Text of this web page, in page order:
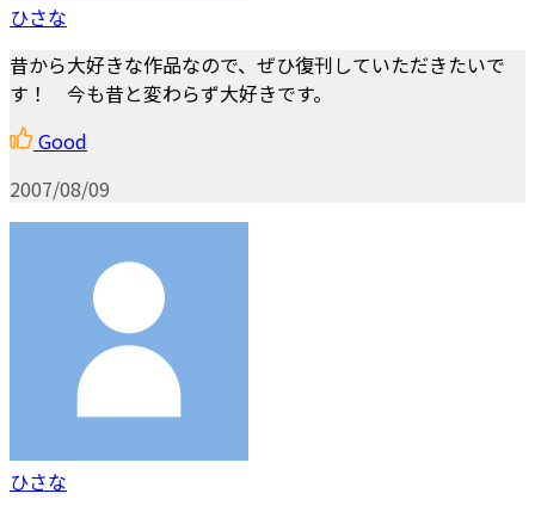
ひさな
昔から大好きな作品なので、ぜひ復刊していただきたいで
す！ 今も昔と変わらず大好きです。
Good
2007/08/09
ひさな